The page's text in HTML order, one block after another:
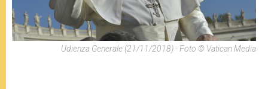
Udienza Generale (21/11/2018) - Foto © Vatican Media